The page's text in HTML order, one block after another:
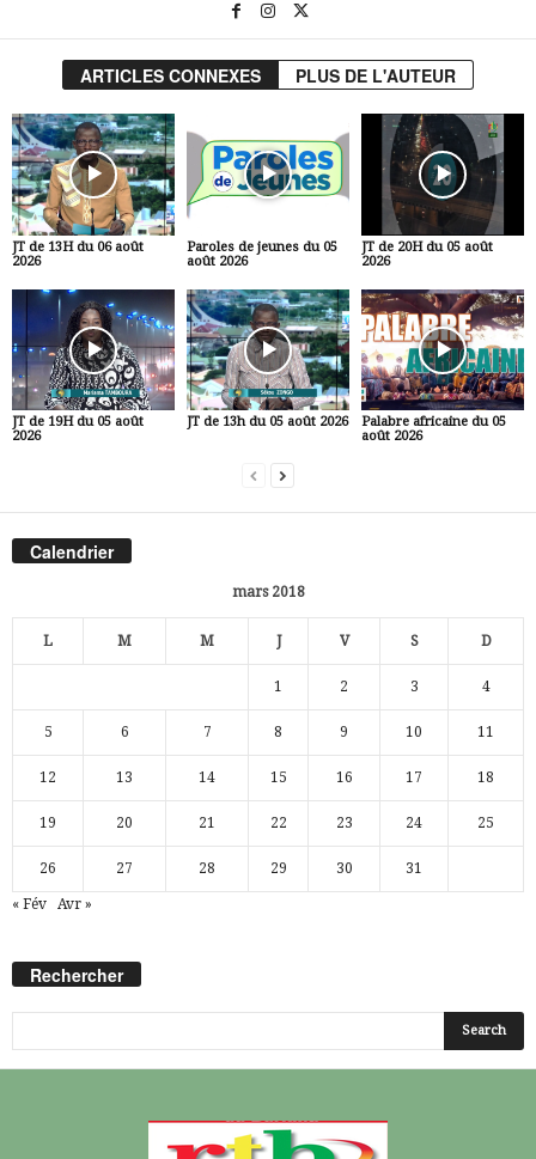
ARTICLES CONNEXES PLUS DE L'AUTEUR
JT de 13H du 06 août
2026
Paroles de jeunes du 05
août 2026
JT de 20H du 05 août
2026
JT de 19H du 05 août
2026
JT de 13h du 05 août 2026
Palabre africaine du 05
août 2026
Calendrier
mars 2018
L M M J V S D
1 2 3 4
5 6 7 8 9 10 11
12 13 14 15 16 17 18
19 20 21 22 23 24 25
26 27 28 29 30 31
« Fév Avr »
Rechercher